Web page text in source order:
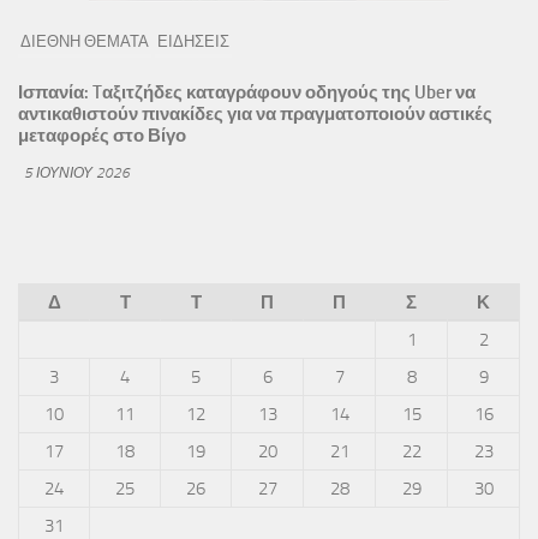
ΔΙΕΘΝΗ ΘΕΜΑΤΑ ΕΙΔΗΣΕΙΣ
Ισπανία: Tαξιτζήδες καταγράφουν οδηγούς της Uber να
αντικαθιστούν πινακίδες για να πραγματοποιούν αστικές
μεταφορές στο Βίγο
5 ΙΟΥΝΊΟΥ 2026
Δ Τ Τ Π Π Σ
Κ
1
2
3
4 5 6 7 8
9
10
11 12 13 14 15
16
17
18 19 20 21 22
23
24
25 26 27 28 29
30
31